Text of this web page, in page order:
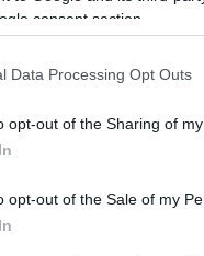
consent section.
Data Processing Opt Outs
opt-out of the Sharing of
opt-out of the Sale of my
Gartenmann
védővel, hogy
is, mint amiben
beilleszkedett
ki Yakin
Dr. Kárpáti
is.